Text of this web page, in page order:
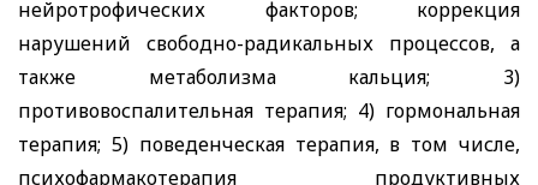
нейротрофических факторов; коррекция
нарушений свободно-радикальных процессов, а
также метаболизма кальция; 3)
противовоспалительная терапия; 4) гормональная
терапия; 5) поведенческая терапия, в том числе,
психофармакотерапия продуктивных